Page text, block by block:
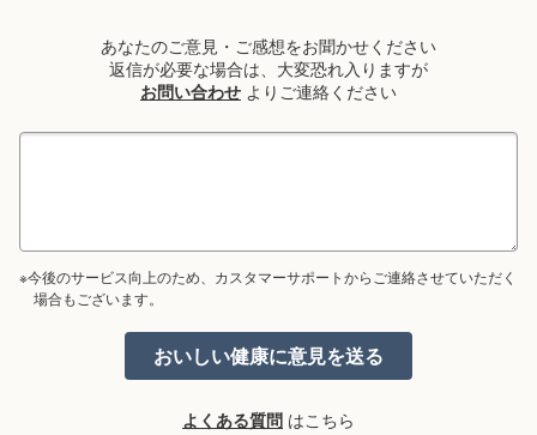
あなたのご意見・ご感想をお聞かせください
返信が必要な場合は、大変恐れ入りますが
お問い合わせ よりご連絡ください
※今後のサービス向上のため、カスタマーサポートからご連絡させていただく
場合もございます。
よくある質問 はこちら